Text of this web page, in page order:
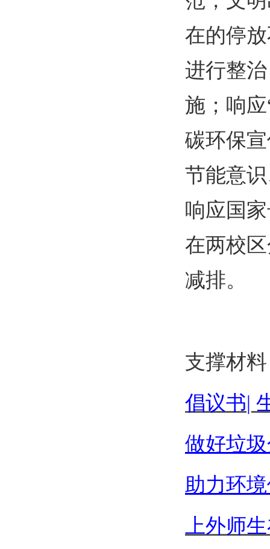
在的停
进行整
施 ； 响应
碳环保
节能意
响应国
在两校
减排。
支撑材
倡议书|
做好垃
助力环
上外师